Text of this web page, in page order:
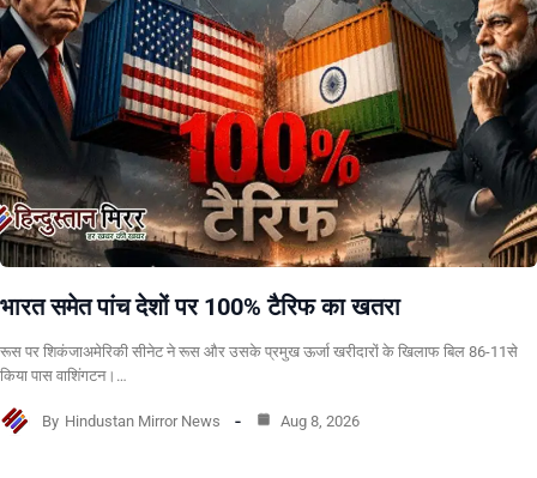
भारत समेत पांच देशों पर 100% टैरिफ का खतरा
रूस पर शिकंजाअमेरिकी सीनेट ने रूस और उसके प्रमुख ऊर्जा खरीदारों के खिलाफ बिल 86-11से
किया पास वाशिंगटन।…
By Hindustan Mirror News Aug 8, 2026